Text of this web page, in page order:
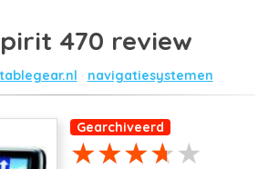
470 review
navigatiesystemen
Gearchiveerd